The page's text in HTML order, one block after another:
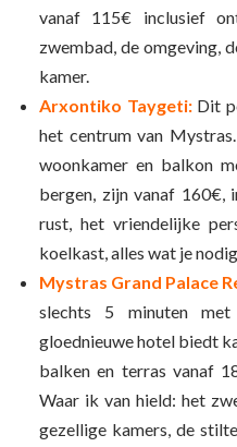
vanaf 115€ inclusief
zwembad, de omgeving,
kamer.
Arxontiko Taygeti:Dit
het centrum van
woonkamer en balkon
bergen, zijn vanaf 160€,
rust, het vriendelijke
koelkast, alles wat je
Mystras Grand Palace
slechts 5 minuten
gloednieuwe hotel biedt
balken en terras vanaf
Waar ik van hield: het
gezellige kamers, de